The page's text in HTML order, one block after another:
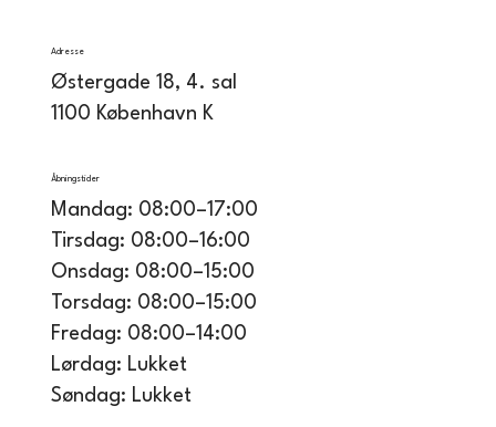
Adresse
Østergade 18, 4. sal
1100 København K
Åbningstider
Mandag: 08:00–17:00
Tirsdag: 08:00–16:00
Onsdag: 08:00–15:00
Torsdag: 08:00–15:00
Fredag: 08:00–14:00
Lørdag: Lukket
Søndag: Lukket